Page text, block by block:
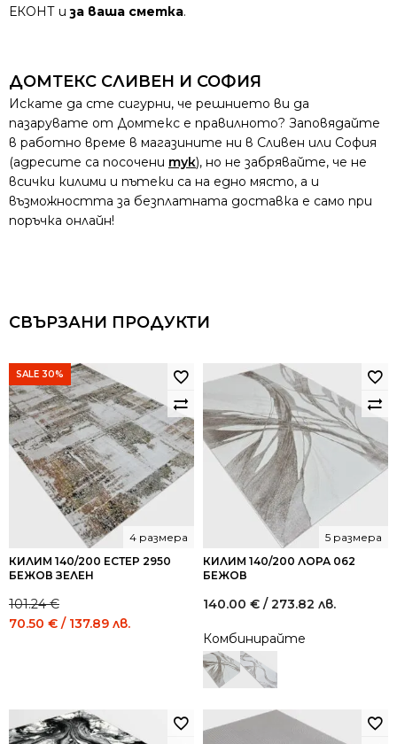
ЕКОНТ иза ваша сметка.
ДОМТЕКС СЛИВЕН И СОФИЯ
Искате да сте сигурни, че решнието ви да
пазарувате от Домтекс е правилното? Заповядайте
в работно време в магазините ни в Сливен или София
(адресите са посочени тук), но не забрявайте, че не
всички килими и пътеки са на едно място, а и
възможността за безплатната доставка е само при
поръчка онлайн!
СВЪРЗАНИ ПРОДУКТИ
SALE 30%
КИЛИМ 140/200 ЕСТЕР 2950
БЕЖОВ ЗЕЛЕН
4 размера
101.24€
Original
198.01
лв..
70.50 € / 137.89 лв.
137.89
лв..
КИЛИМ 140/200 ЛОРА 062
БЕЖОВ
5 размера
140.00 € / 273.82 лв.
Комбинирайте